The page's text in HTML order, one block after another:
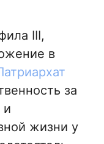
III,
в
за
и
жизни у